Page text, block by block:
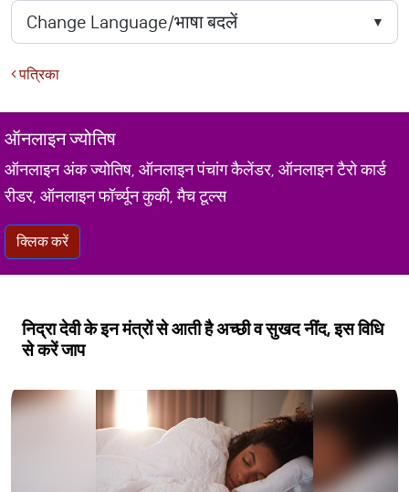
पत्रिका
ऑनलाइन ज्योतिष
ऑनलाइन अंक ज्योतिष, ऑनलाइन पंचांग कैलेंडर, ऑनलाइन टैरो कार्ड
रीडर, ऑनलाइन फॉर्च्यून कुकी, मैच टूल्स
क्लिक करें
निद्रा देवी के इन मंत्रों से आती है अच्छी व सुखद नींद, इस विधि
से करें जाप